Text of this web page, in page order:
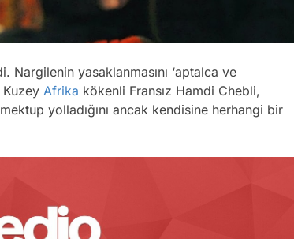
yasaklanmasını ‘aptalca ve
Afrika kökenli Fransız Hamdi Chebli,
yolladığını ancak kendisine herhangi bir